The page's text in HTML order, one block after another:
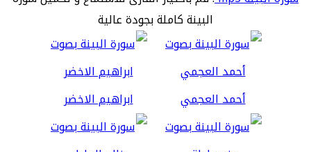
البينة كاملة بجودة عالية
أحمد العجمي ابراهيم الاخضر